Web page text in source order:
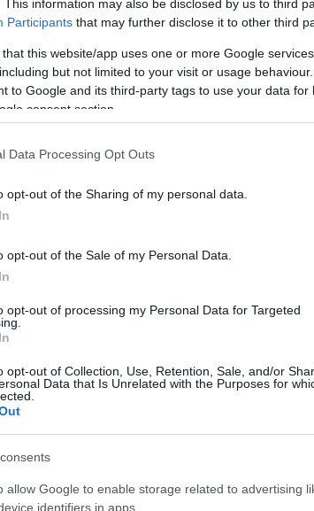
This information may also be disclosed by us to third
Participants that may further disclose it to other third
that this website/app uses one or more Google
but not limited to your visit or usage
to Google and its third-party tags to use your data for
consent section.
Data Processing Opt Outs
opt-out of the Sharing of my personal data.
opt-out of the Sale of my Personal Data.
opt-out of processing my Personal Data for Targeted
opt-out of Collection, Use, Retention, Sale, and/or
Data that Is Unrelated with the Purposes for
allow Google to enable storage related to advertising
identifiers in apps.
dunque, un’altra banca italiana rischia di
non ci sarà un decreto salvabanche. A meno che
Eppure nel dicembre del 2014 il Cavalier
così si rivolgeva agli azionisti in una storica
Centrale Europea ci ha promosso in Europa
(…) Dagli stress test a cui la Bce ha
ancora più avversi degli attuali”.Nel 2015il
il valore delle azioni della Bpvi è crollato del 90%.
che stanno vivendo gli azionisti della Banca
Per molti osservatori la questione dovrebbe
procura vicentina sta lavorando a due nuovi filoni
e il falso
agli organi di vigilanza, dunque, ipotesi per